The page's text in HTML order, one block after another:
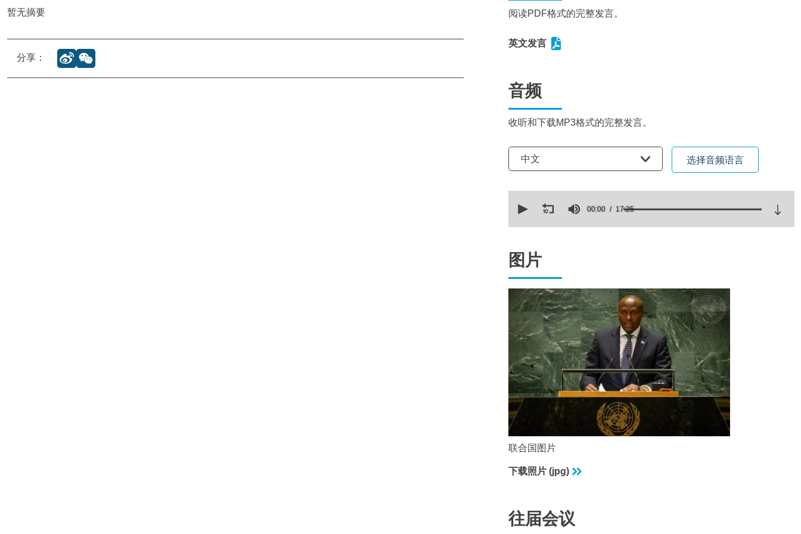
暂无摘要
分享：
阅读PDF格式的完整发言。
英文发言
音频
收听和下载MP3格式的完整发言。
选择语言
中文 选择音频语言
seconds
seconds
90%
00:00 17:25
图片
联合国图片
下载照片 (jpg)
往届会议